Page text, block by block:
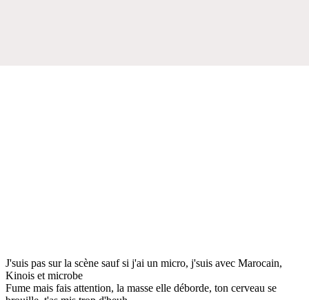
J'suis pas sur la scène sauf si j'ai un micro, j'suis avec Marocain,
Kinois et microbe
Fume mais fais attention, la masse elle déborde, ton cerveau se